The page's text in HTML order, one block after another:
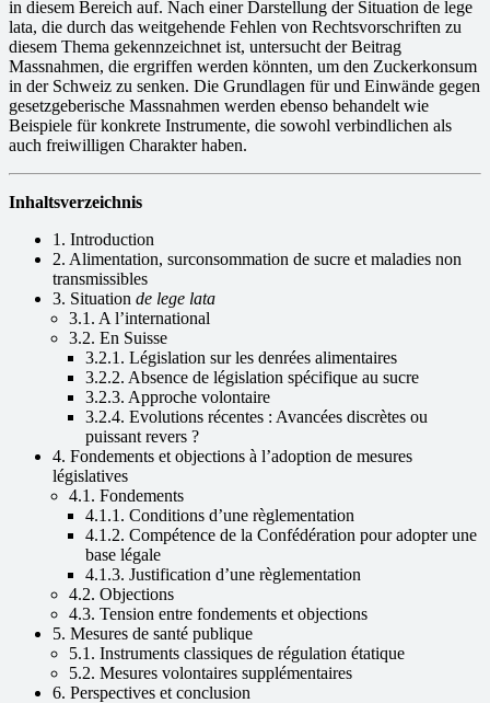
in diesem Bereich auf. Nach einer Darstellung der Situation de lege
lata, die durch das weitgehende Fehlen von Rechtsvorschriften zu
diesem Thema gekennzeichnet ist, untersucht der Beitrag
Massnahmen, die ergriffen werden könnten, um den Zuckerkonsum
in der Schweiz zu senken. Die Grundlagen für und Einwände gegen
gesetzgeberische Massnahmen werden ebenso behandelt wie
Beispiele für konkrete Instrumente, die sowohl verbindlichen als
auch freiwilligen Charakter haben.
Inhaltsverzeichnis
1. Introduction
2. Alimentation, surconsommation de sucre et maladies non
transmissibles
3. Situation de lege lata
3.1. A l’international
3.2. En Suisse
3.2.1. Législation sur les denrées alimentaires
3.2.2. Absence de législation spécifique au sucre
3.2.3. Approche volontaire
3.2.4. Evolutions récentes : Avancées discrètes ou
puissant revers ?
4. Fondements et objections à l’adoption de mesures
législatives
4.1. Fondements
4.1.1. Conditions d’une règlementation
4.1.2. Compétence de la Confédération pour adopter une
base légale
4.1.3. Justification d’une règlementation
4.2. Objections
4.3. Tension entre fondements et objections
5. Mesures de santé publique
5.1. Instruments classiques de régulation étatique
5.2. Mesures volontaires supplémentaires
6. Perspectives et conclusion